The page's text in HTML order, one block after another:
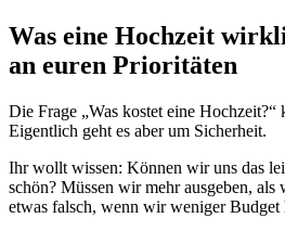
Was eine Hochzeit
an euren Prioritäten
Die Frage „Was kostet eine
Eigentlich geht es aber um Sicherheit.
Ihr wollt wissen: Können wir uns das
schön? Müssen wir mehr ausgeben,
etwas falsch, wenn wir weniger Budget